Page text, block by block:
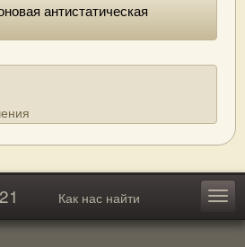
антистатическая
Как нас найти